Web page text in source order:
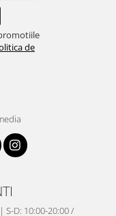
de
S-D: 10:00-20:00 /